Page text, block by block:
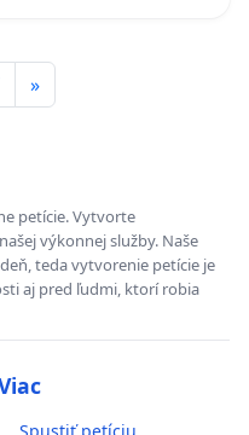
»
petície. Vytvorte
výkonnej služby. Naše
teda vytvorenie petície je
aj pred ľudmi, ktorí robia